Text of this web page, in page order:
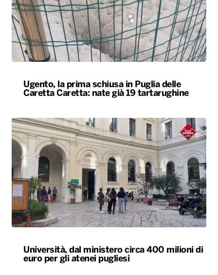
Ugento, la prima schiusa in Puglia delle
Caretta Caretta: nate già 19 tartarughine
Università, dal ministero circa 400 milioni di
euro per gli atenei pugliesi